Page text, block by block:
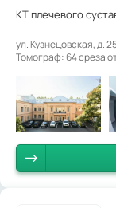
КТ плечевого
ул. Кузнецовская, д.
Томограф: 64 среза